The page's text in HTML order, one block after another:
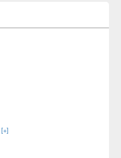
[+]